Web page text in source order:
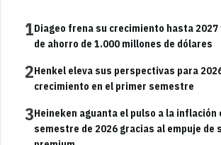
1Diageo frena su crecimiento hasta 2027
de ahorro de 1.000 millones de dólares
2Henkel eleva sus perspectivas para
crecimiento en el primer semestre
3Heineken aguanta el pulso a la inflación
semestre de 2026 gracias al empuje de